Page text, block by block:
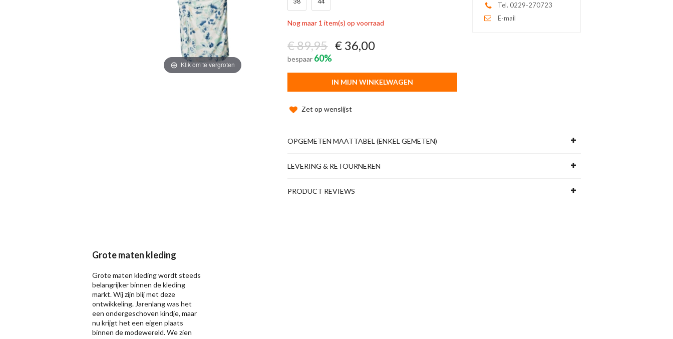
Klik om te vergroten
Nog maar 1 item(s) op voorraad
€ 89,95 € 36,00
bespaar 60%
IN MIJN WINKELWAGEN
Zet op wenslijst
Tel. 0229-270723
E-mail
OPGEMETEN MAATTABEL (ENKEL GEMETEN)
LEVERING & RETOURNEREN
PRODUCT REVIEWS
Grote maten kleding
Grote maten kleding wordt steeds
belangrijker binnen de kleding
markt. Wij zijn blij met deze
ontwikkeling. Jarenlang was het
een ondergeschoven kindje, maar
nu krijgt het een eigen plaats
binnen de modewereld. We zien